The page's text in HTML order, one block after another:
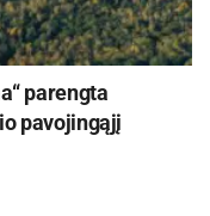
parengta
pavojingąjį